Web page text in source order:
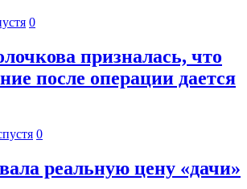
0
призналась, что
после операции дается
0
реальную цену «дачи»